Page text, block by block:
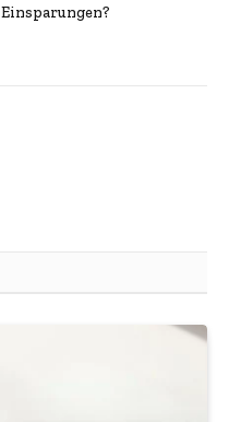
Einsparungen?